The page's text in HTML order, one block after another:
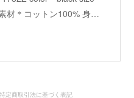
材＊コットン100% 身…
特定商取引法に基づく表記